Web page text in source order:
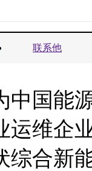
联系他
中国能
运维企
综合新